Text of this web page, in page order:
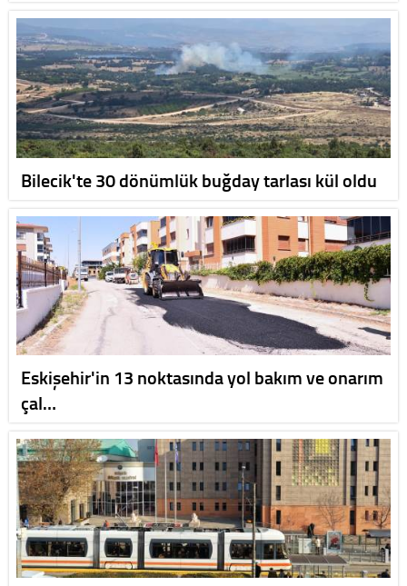
Bilecik'te 30 dönümlük buğday tarlası kül oldu
Eskişehir'in 13 noktasında yol bakım ve onarım
çal…